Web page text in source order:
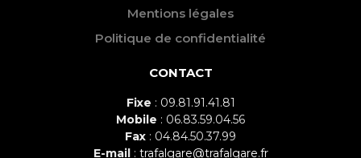
Mentions légales
Politique de confidentialité
CONTACT
Fixe : 09.81.91.41.81
Mobile : 06.83.59.04.56
Fax : 04.84.50.37.99
E-mail: trafalgare@trafalgare.fr